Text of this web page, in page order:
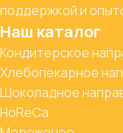
поддержкой и
Наш каталог
Кондитерское
Хлебопекарное
Шоколадное
HoReCa